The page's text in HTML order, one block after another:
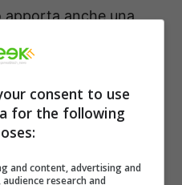
apporta anche una
di gioco
di smembramento è
ai giocatori
più realistiche
aggiunte anche
consent to use
for the following
and content, advertising and
research and